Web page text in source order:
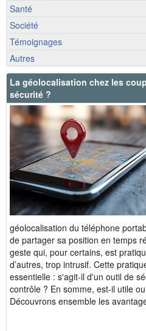
Santé
Société
Témoignages
Autres
La géolocalisation chez les
sécurité ?
géolocalisation du téléphone
de partager sa position en temps
geste qui, pour certains, est
d’autres, trop intrusif. Cette
essentielle : s'agit-il d'un outil de
contrôle ? En somme, est-il utile
Découvrons ensemble les